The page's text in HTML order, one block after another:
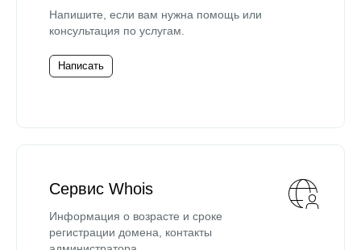
Напишите, если вам нужна помощь или
консультация по услугам.
Написать
Сервис Whois
Информация о возрасте и сроке
регистрации домена, контакты